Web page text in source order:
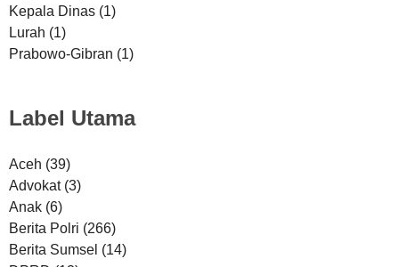
Kepala Dinas (1)
Lurah (1)
Prabowo-Gibran (1)
Label Utama
Aceh (39)
Advokat (3)
Anak (6)
Berita Polri (266)
Berita Sumsel (14)